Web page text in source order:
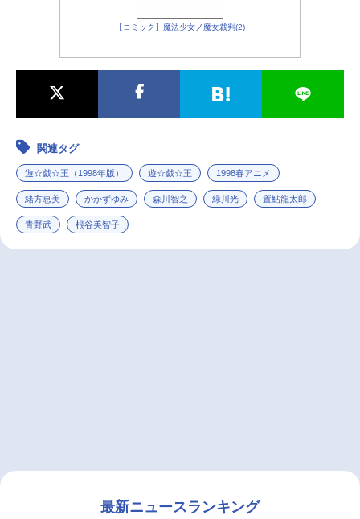
【コミック】魔法少女ノ魔女裁判(2)
関連タグ
遊☆戯☆王（1998年版） 遊☆戯☆王 1998春アニメ
緒方恵美 かかずゆみ 森川智之 緑川光 置鮎龍太郎
青野武 根谷美智子
最新ニュースランキング